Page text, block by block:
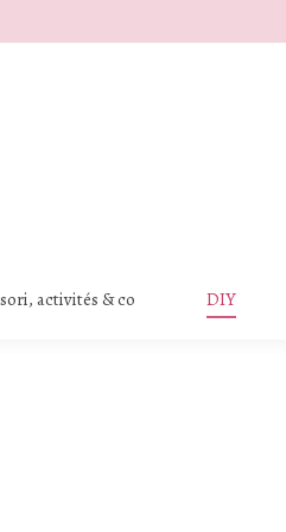
activités & co DIY